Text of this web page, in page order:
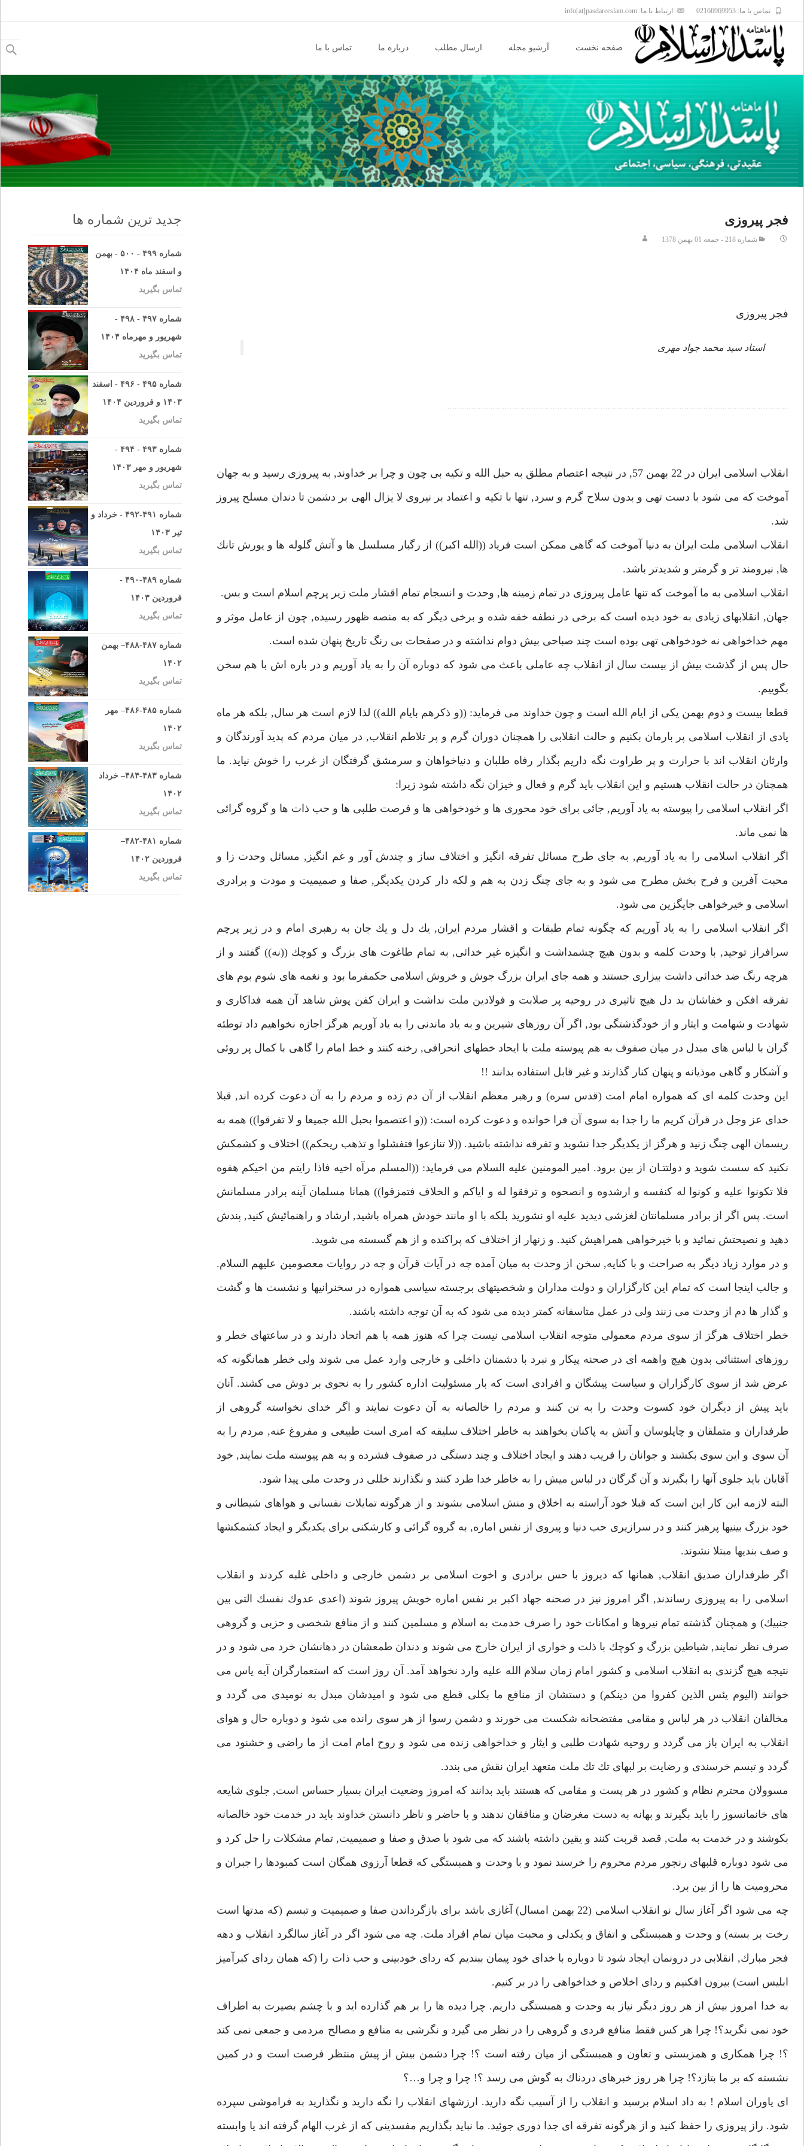
تماس با ما: 02166969953 ارتباط با ما: info[at]pasdareeslam.com
content
صفحه نخست آرشیو مجله ارسال مطلب درباره ما تماس با ما
برای:
فجر پيروزى
شماره 218 - جمعه 01 بهمن 1378
فجر پيروزى
استاد سيد محمد جواد مهرى
انقلاب اسلامى ايران در 22 بهمن 57, در نتيجه اعتصام مطلق به حبل الله و تكيه بى چون و چرا بر خداوند, به پيروزى رسيد و به جهان
آموخت كه مى شود با دست تهى و بدون سلاح گرم و سرد, تنها با تكيه و اعتماد بر نيروى لا يزال الهى بر دشمن تا دندان مسلح پيروز
شد.
انقلاب اسلامى ملت ايران به دنيا آموخت كه گاهى ممكن است فرياد ((الله اكبر)) از رگبار مسلسل ها و آتش گلوله ها و يورش تانك
ها, نيرومند تر و گرمتر و شديدتر باشد.
انقلاب اسلامى به ما آموخت كه تنها عامل پيروزى در تمام زمينه ها, وحدت و انسجام تمام اقشار ملت زير پرچم اسلام است و بس.
جهان, انقلابهاى زيادى به خود ديده است كه برخى در نطفه خفه شده و برخى ديگر كه به منصه ظهور رسيده, چون از عامل موثر و
مهم خداخواهى نه خودخواهى تهى بوده است چند صباحى بيش دوام نداشته و در صفحات بى رنگ تاريخ پنهان شده است.
حال پس از گذشت بيش از بيست سال از انقلاب چه عاملى باعث مى شود كه دوباره آن را به ياد آوريم و در باره اش با هم سخن
بگوييم.
قطعا بيست و دوم بهمن يكى از ايام الله است و چون خداوند مى فرمايد: ((و ذكرهم بايام الله)) لذا لازم است هر سال, بلكه هر ماه
يادى از انقلاب اسلامى پر بارمان بكنيم و حالت انقلابى را همچنان دوران گرم و پر تلاطم انقلاب, در ميان مردم كه پديد آورندگان و
وارثان انقلاب اند با حرارت و پر طراوت نگه داريم بگذار رفاه طلبان و دنياخواهان و سرمشق گرفتگان از غرب را خوش نيايد. ما
همچنان در حالت انقلاب هستيم و اين انقلاب بايد گرم و فعال و خيزان نگه داشته شود زيرا:
اگر انقلاب اسلامى را پيوسته به ياد آوريم, جائى براى خود محورى ها و خودخواهى ها و فرصت طلبى ها و حب ذات ها و گروه گرائى
ها نمى ماند.
اگر انقلاب اسلامى را به ياد آوريم, به جاى طرح مسائل تفرقه انگيز و اختلاف ساز و چندش آور و غم انگيز, مسائل وحدت زا و
محبت آفرين و فرح بخش مطرح مى شود و به جاى چنگ زدن به هم و لكه دار كردن يكديگر, صفا و صميميت و مودت و برادرى
اسلامى و خيرخواهى جايگزين مى شود.
اگر انقلاب اسلامى را به ياد آوريم كه چگونه تمام طبقات و اقشار مردم ايران, يك دل و يك جان به رهبرى امام و در زير پرچم
سرافراز توحيد, با وحدت كلمه و بدون هيچ چشمداشت و انگيزه غير خدائى, به تمام طاغوت هاى بزرگ و كوچك ((نه)) گفتند و از
هرچه رنگ ضد خدائى داشت بيزارى جستند و همه جاى ايران بزرگ جوش و خروش اسلامى حكمفرما بود و نغمه هاى شوم بوم هاى
تفرقه افكن و خفاشان بد دل هيچ تاثيرى در روحيه پر صلابت و فولادين ملت نداشت و ايران كفن پوش شاهد آن همه فداكارى و
شهادت و شهامت و ايثار و از خودگذشتگى بود, اگر آن روزهاى شيرين و به ياد ماندنى را به ياد آوريم هرگز اجازه نخواهيم داد توطئه
گران با لباس هاى مبدل در ميان صفوف به هم پيوسته ملت با ايحاد خطهاى انحرافى, رخنه كنند و خط امام را گاهى با كمال پر روئى
و آشكار و گاهى موذيانه و پنهان كنار گذارند و غير قابل استفاده بدانند !!
اين وحدت كلمه اى كه همواره امام امت (قدس سره) و رهبر معظم انقلاب از آن دم زده و مردم را به آن دعوت كرده اند, قبلا
خداى عز وجل در قرآن كريم ما را جدا به سوى آن فرا خوانده و دعوت كرده است: ((و اعتصموا بحبل الله جميعا و لا تفرقوا)) همه به
ريسمان الهى چنگ زنيد و هرگز از يكديگر جدا نشويد و تفرقه نداشته باشيد. ((لا تنازعوا فتفشلوا و تذهب ريحكم)) اختلاف و كشمكش
نكنيد كه سست شويد و دولتتـان از بين برود. امير المومنين عليه السلام مى فرمايد: ((المسلم مرآه اخيه فاذا رايتم من اخيكم هفوه
فلا تكونوا عليه و كونوا له كنفسه و ارشدوه و انصحوه و ترفقوا له و اياكم و الخلاف فتمزقوا)) همانا مسلمان آينه برادر مسلمانش
است. پس اگر از برادر مسلمانتان لغزشى ديديد عليه او نشوريد بلكه با او مانند خودش همراه باشيد, ارشاد و راهنمائيش كنيد, پندش
دهيد و نصيحتش نمائيد و با خيرخواهى همراهيش كنيد. و زنهار از اختلاف كه پراكنده و از هم گسسته مى شويد.
و در موارد زياد ديگر به صراحت و با كنايه, سخن از وحدت به ميان آمده چه در آيات قرآن و چه در روايات معصومين عليهم السلام.
و جالب اينجا است كه تمام اين كارگزاران و دولت مداران و شخصيتهاى برجسته سياسى همواره در سخنرانيها و نشست ها و گشت
و گذار ها دم از وحدت مى زنند ولى در عمل متاسفانه كمتر ديده مى شود كه به آن توجه داشته باشند.
خطر اختلاف هرگز از سوى مردم معمولى متوجه انقلاب اسلامى نيست چرا كه هنوز همه با هم اتحاد دارند و در ساعتهاى خطر و
روزهاى استثنائى بدون هيچ واهمه اى در صحنه پيكار و نبرد با دشمنان داخلى و خارجى وارد عمل مى شوند ولى خطر همانگونه كه
عرض شد از سوى كارگزاران و سياست پيشگان و افرادى است كه بار مسئوليت اداره كشور را به نحوى بر دوش مى كشند. آنان
بايد پيش از ديگران خود كسوت وحدت را به تن كنند و مردم را خالصانه به آن دعوت نمايند و اگر خداى نخواسته گروهى از
طرفداران و متملقان و چاپلوسان و آتش به پاكنان بخواهند به خاطر اختلاف سليقه كه امرى است طبيعى و مفروغ عنه, مردم را به
آن سوى و اين سوى بكشند و جوانان را فريب دهند و ايجاد اختلاف و چند دستگى در صفوف فشرده و به هم پيوسته ملت نمايند, خود
آقايان بايد جلوى آنها را بگيرند و آن گرگان در لباس ميش را به خاطر خدا طرد كنند و نگذارند خللى در وحدت ملى پيدا شود.
البته لازمه اين كار اين است كه قبلا خود آراسته به اخلاق و منش اسلامى بشوند و از هرگونه تمايلات نفسانى و هواهاى شيطانى و
خود بزرگ بينيها پرهيز كنند و در سرازيرى حب دنيا و پيروى از نفس اماره, به گروه گرائى و كارشكنى براى يكديگر و ايجاد كشمكشها
و صف بنديها مبتلا نشوند.
اگر طرفداران صديق انقلاب, همانها كه ديروز با حس برادرى و اخوت اسلامى بر دشمن خارجى و داخلى غلبه كردند و انقلاب
اسلامى را به پيروزى رساندند, اگر امروز نيز در صحنه جهاد اكبر بر نفس اماره خويش پيروز شوند (اعدى عدوك نفسك التى بين
جنبيك) و همچنان گذشته تمام نيروها و امكانات خود را صرف خدمت به اسلام و مسلمين كنند و از منافع شخصى و حزبى و گروهى
صرف نظر نمايند, شياطين بزرگ و كوچك با ذلت و خوارى از ايران خارج مى شوند و دندان طمعشان در دهانشان خرد مى شود و در
نتيجه هيچ گزندى به انقلاب اسلامى و كشور امام زمان سلام الله عليه وارد نخواهد آمد. آن روز است كه استعمارگران آيه ياس مى
خوانند (اليوم يئس الذين كفروا من دينكم) و دستشان از منافع ما بكلى قطع مى شود و اميدشان مبدل به نوميدى مى گردد و
مخالفان انقلاب در هر لباس و مقامى مفتضحانه شكست مى خورند و دشمن رسوا از هر سوى رانده مى شود و دوباره حال و هواى
انقلاب به ايران باز مى گردد و روحيه شهادت طلبى و ايثار و خداخواهى زنده مى شود و روح امام امت از ما راضى و خشنود مى
گردد و تبسم خرسندى و رضايت بر لبهاى تك تك ملت متعهد ايران نقش مى بندد.
مسوولان محترم نظام و كشور در هر پست و مقامى كه هستند بايد بدانند كه امروز وضعيت ايران بسيار حساس است, جلوى شايعه
هاى خانمانسوز را بايد بگيرند و بهانه به دست مغرضان و منافقان ندهند و با حاضر و ناظر دانستن خداوند بايد در خدمت خود خالصانه
بكوشند و در خدمت به ملت, قصد قربت كنند و يقين داشته باشند كه مى شود با صدق و صفا و صميميت, تمام مشكلات را حل كرد و
مى شود دوباره قلبهاى رنجور مردم محروم را خرسند نمود و با وحدت و همبستگى كه قطعا آرزوى همگان است كمبودها را جبران و
محروميت ها را از بين برد.
چه مى شود اگر آغاز سال نو انقلاب اسلامى (22 بهمن امسال) آغازى باشد براى بازگرداندن صفا و صميميت و تبسم (كه مدتها است
رخت بر بسته) و وحدت و همبستگى و اتفاق و يكدلى و محبت ميان تمام افراد ملت. چه مى شود اگر در آغاز سالگرد انقلاب و دهه
فجر مبارك, انقلابى در درونمان ايجاد شود تا دوباره با خداى خود پيمان ببنديم كه رداى خودبينى و حب ذات را (كه همان رداى كبرآميز
ابليس است) بيرون افكنيم و رداى اخلاص و خداخواهى را در بر كنيم.
به خدا امروز بيش از هر روز ديگر نياز به وحدت و همبستگى داريم. چرا ديده ها را بر هم گذارده ايد و با چشم بصيرت به اطراف
خود نمى نگريد؟! چرا هر كس فقط منافع فردى و گروهى را در نظر مى گيرد و نگرشى به منافع و مصالح مردمى و جمعى نمى كند
؟! چرا همكارى و همزيستى و تعاون و همبستگى از ميان رفته است ؟! چرا دشمن بيش از پيش منتظر فرصت است و در كمين
نشسته كه بر ما بتازد؟! چرا هر روز خبرهاى دردناك به گوش مى رسد ؟! چرا و چرا و…؟
اى ياوران اسلام ! به داد اسلام برسيد و انقلاب را از آسيب نگه داريد. ارزشهاى انقلاب را نگه داريد و نگذاريد به فراموشى سپرده
شود. راز پيروزى را حفظ كنيد و از هرگونه تفرقه اى جدا دورى جوئيد. ما نبايد بگذاريم مفسدينى كه از غرب الهام گرفته اند يا وابسته
جدید ترین شماره ها
شماره ۴۹۹ - ۵۰۰ - بهمن
و اسفند ماه ۱۴۰۴
تماس بگیرید
شماره ۴۹۷ - ۴۹۸ -
شهریور و مهرماه ۱۴۰۴
تماس بگیرید
شماره ۴۹۵ - ۴۹۶ - اسفند
۱۴۰۳ و فروردین ۱۴۰۴
تماس بگیرید
شماره ۴۹۳ - ۴۹۴ -
شهریور و مهر ۱۴۰۳
تماس بگیرید
شماره ۴۹۱-۴۹۲ - خرداد و
تیر ۱۴۰۳
تماس بگیرید
شماره ۴۸۹-۴۹۰ -
فروردین ۱۴۰۳
تماس بگیرید
شماره ۴۸۷-۴۸۸– بهمن
۱۴۰۲
تماس بگیرید
شماره ۴۸۵-۴۸۶– مهر
۱۴۰۲
تماس بگیرید
شماره ۴۸۳-۴۸۴– خرداد
۱۴۰۲
تماس بگیرید
شماره ۴۸۱-۴۸۲–
فروردین ۱۴۰۲
تماس بگیرید